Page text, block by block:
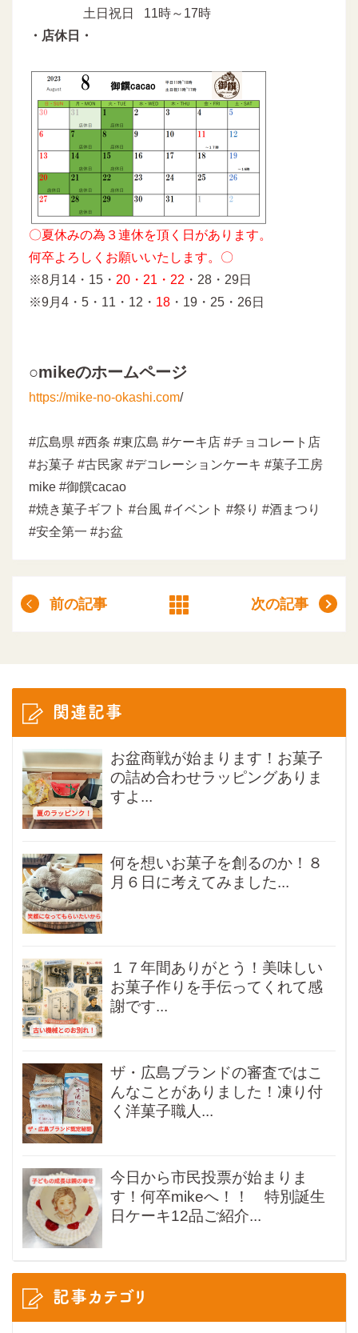
土日祝日 11時～17時
・店休日・
〇夏休みの為３連休を頂く日があります。
何卒よろしくお願いいたします。〇
※8月14・15・ 20・21・22 ・28・29日
※9月4・5・11・12・ 18 ・19・25・26日
○mikeのホームページ
https://mike-no-okashi.com/
#広島県 #西条 #東広島 #ケーキ店 #チョコレート店
#お菓子 #古民家 #デコレーションケーキ #菓子工房
mike #御饌cacao
#焼き菓子ギフト #台風 #イベント #祭り #酒まつり
#安全第一 #お盆
前の記事 次の記事
関連記事
お盆商戦が始まります！お菓子
の詰め合わせラッピングありま
すよ...
何を想いお菓子を創るのか！８
月６日に考えてみました...
１７年間ありがとう！美味しい
お菓子作りを手伝ってくれて感
謝です...
ザ・広島ブランドの審査ではこ
んなことがありました！凍り付
く洋菓子職人...
今日から市民投票が始まりま
す！何卒mikeへ！！ 特別誕生
日ケーキ12品ご紹介...
記事カテゴリ